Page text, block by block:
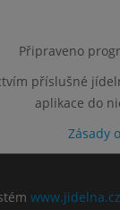
Připraveno
příslušné
aplikace do
Zásady
www.jidelna.cz